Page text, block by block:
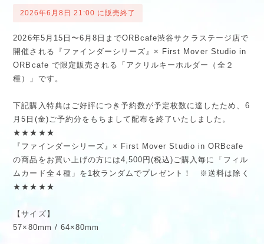
2026年6月8日 21:00 に販売終了
2026年5月15日〜6月8日までORBcafe渋谷サクラステージ店で
開催される『ファインダーシリーズ』× First Mover Studio in
ORBcafe で限定販売される「アクリルキーホルダー（全２
種）」です。
下記購入特典はご好評につき予約数が予定枚数に達したため、6
月5日(金)ご予約分をもちまして配布を終了いたしました。
★★★★★
『ファインダーシリーズ』× First Mover Studio in ORBcafe
の商品をお買い上げの方には4,500円(税込)ご購入毎に「フィル
ムカード全４種」を1枚ランダムでプレゼント！ ※送料は除く
★★★★★
【サイズ】
57×80mm / 64×80mm